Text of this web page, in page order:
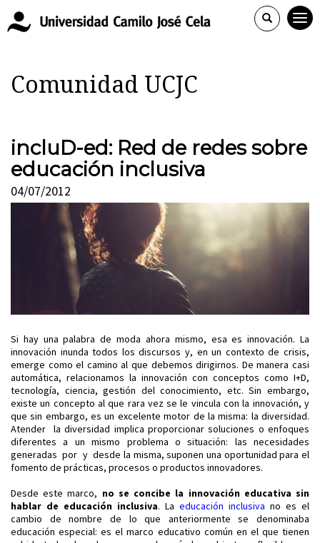
Comunidad UCJC
incluD-ed: Red de redes sobre
educación inclusiva
04/07/2012
Si hay una palabra de moda ahora mismo, esa es innovación. La
innovación inunda todos los discursos y, en un contexto de crisis,
emerge como el camino al que debemos dirigirnos. De manera casi
automática, relacionamos la innovación con conceptos como I+D,
tecnología, ciencia, gestión del conocimiento, etc. Sin embargo,
existe un concepto al que rara vez se le vincula con la innovación, y
que sin embargo, es un excelente motor de la misma: la diversidad.
Atender la diversidad implica proporcionar soluciones o enfoques
diferentes a un mismo problema o situación: las necesidades
generadas por y desde la misma, suponen una oportunidad para el
fomento de prácticas, procesos o productos innovadores.
Desde este marco, no se concibe la innovación educativa sin
hablar de educación inclusiva. La educación inclusiva no es el
cambio de nombre de lo que anteriormente se denominaba
educación especial: es el marco educativo común en el que tienen